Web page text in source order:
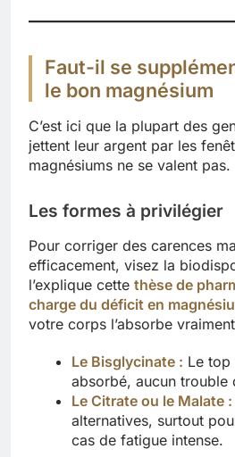
Faut-il se
le bon magnésium
C’est ici que la plupart des
jettent leur argent par les
magnésiums ne se valent pas.
Les formes à privilégier
Pour corriger des carences
efficacement, visez la
l’explique cette thèse de
charge du déficit en
votre corps l’absorbe vraiment
Le Bisglycinate : Le top
absorbé, aucun trouble
Le Citrate ou le Malate :
alternatives, surtout
cas de fatigue intense.